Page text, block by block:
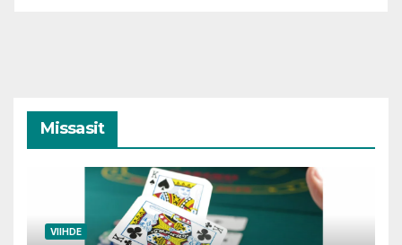
Missasit
VIIHDE